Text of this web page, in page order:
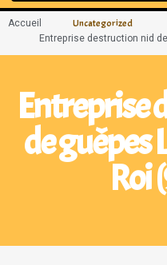
Accueil Uncategorized
Entreprise destruction nid
Entreprise
de guêpes
Roi